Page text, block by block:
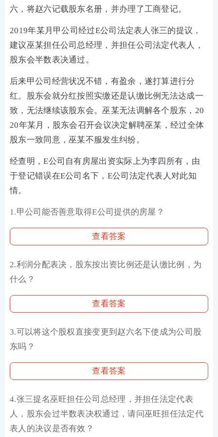
六，将赵六记载股东名册，并办理了工商登记。
2019年某月甲公司经过E公司法定表人张三的提议，
建议巫某担任公司总经理，并担任公司法定代表人，
股东会半数表决通过。
后来甲公司经营状况不错，有盈余，遂打算进行分
红。股东会就分红按照实缴还是认缴比例无法达成一
致，无法继续该股东会。巫某无法调解各个股东，20
20年某月，股东会召开会议决定解聘巫某，经过全体
股东一致同意，巫某不服发生纠纷。
经查明，E公司自有房屋出资实际上为李四所有，由
于登记错误在E公司名下，E公司法定代表人对此知
情。
1.甲公司能否善意取得E公司提供的房屋？
查看答案
2.利润分配表决，股东按出资比例还是认缴比例，为
什么？
查看答案
3.可以将这个股权直接变更到赵六名下使成为公司股
东吗？
查看答案
4.张三提名巫旺担任公司总经理，并担任法定代表
人，股东会过半数表决权通过，请问巫旺担任法定代
表人的决议是否有效？